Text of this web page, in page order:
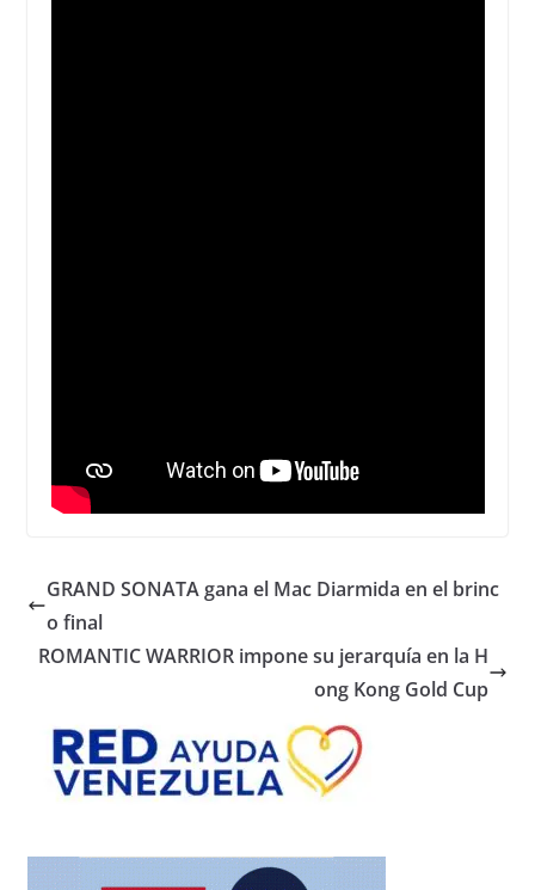
GRAND SONATA gana el Mac Diarmida en el brinc
o final
ROMANTIC WARRIOR impone su jerarquía en la H
ong Kong Gold Cup